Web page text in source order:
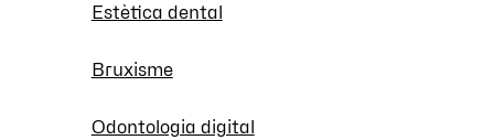
Estètica dental
Bruxisme
Odontologia digital